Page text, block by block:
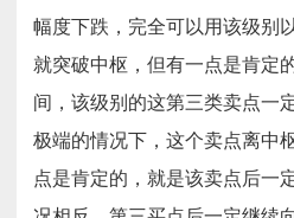
幅度下跌，完全可以用该级别
就突破中枢，但有一点是肯定
间，该级别的这第三类卖点一
极端的情况下，这个卖点离中
点是肯定的，就是该卖点后一